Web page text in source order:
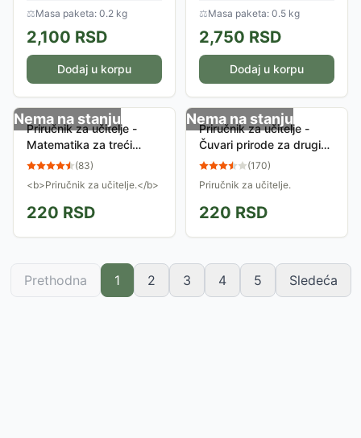
po...
⚖Masa paketa: 0.2 kg
2,100 RSD
Dodaj u korpu
⚖Masa paketa: 0.5 kg
2,750 RSD
Dodaj u korpu
Nema na stanju
Priručnik za učitelje -
Matematika za treći
razred - Kreativni centar
(83)
<b>Priručnik za učitelje.</b>
220 RSD
Nema na stanju
Priručnik za učitelje -
Čuvari prirode za drugi
razred
(170)
Priručnik za učitelje.
220 RSD
Prethodna 1 2 3 4 5 Sledeća